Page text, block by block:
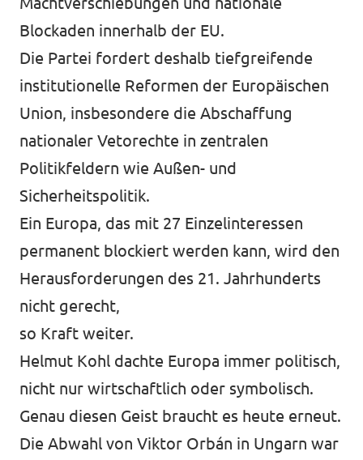
Blockaden innerhalb der EU.
Die Partei fordert deshalb tiefgreifende
institutionelle Reformen der Europäischen
Union, insbesondere die Abschaffung
nationaler Vetorechte in zentralen
Politikfeldern wie Außen- und
Sicherheitspolitik.
Ein Europa, das mit 27 Einzelinteressen
permanent blockiert werden kann, wird den
Herausforderungen des 21. Jahrhunderts
nicht gerecht,
so Kraft weiter.
Helmut Kohl dachte Europa immer politisch,
nicht nur wirtschaftlich oder symbolisch.
Genau diesen Geist braucht es heute erneut.
Die Abwahl von Viktor Orbán in Ungarn war